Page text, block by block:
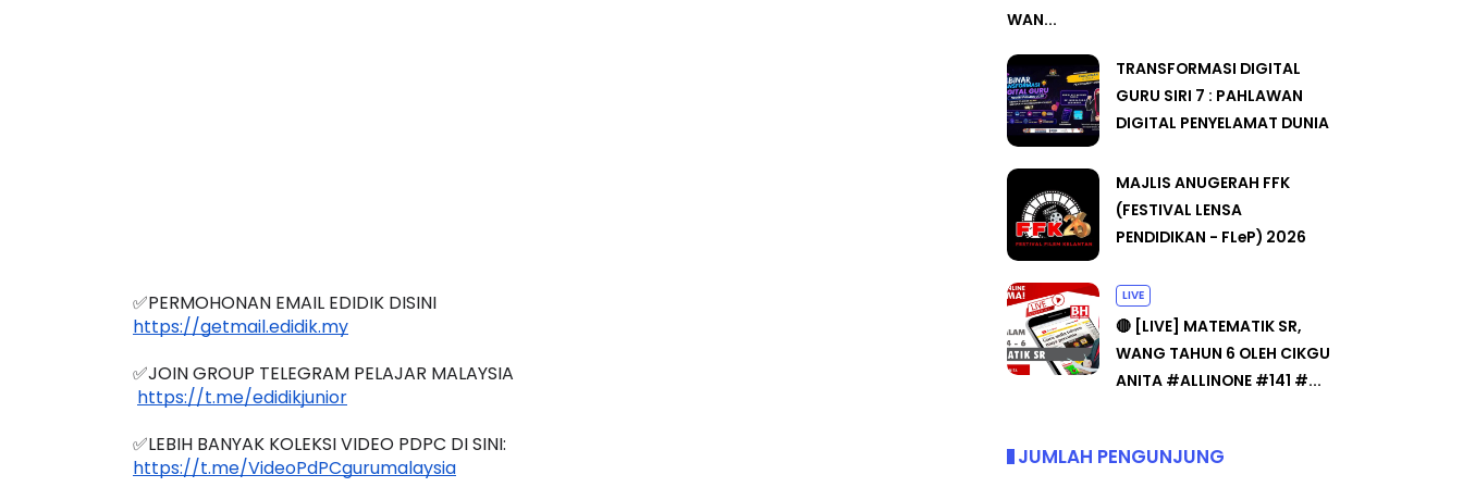
✅PERMOHONAN EMAIL EDIDIK DISINI
https://getmail.edidik.my
✅JOIN GROUP TELEGRAM PELAJAR MALAYSIA
https://t.me/edidikjunior
✅LEBIH BANYAK KOLEKSI VIDEO PDPC DI SINI:
https://t.me/VideoPdPCgurumalaysia
WAN...
TRANSFORMASI DIGITAL
GURU SIRI 7 : PAHLAWAN
DIGITAL PENYELAMAT DUNIA
MAJLIS ANUGERAH FFK
(FESTIVAL LENSA
PENDIDIKAN - FLeP) 2026
LIVE
🔴 [LIVE] MATEMATIK SR,
WANG TAHUN 6 OLEH CIKGU
ANITA #ALLINONE #141 #...
JUMLAH PENGUNJUNG